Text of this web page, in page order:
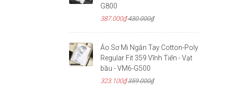
G800
387.000₫430.000₫
Áo Sơ Mi Ngắn Tay Cotton-Poly
Regular Fit 359 Vĩnh Tiến - Vạt
bầu - VM6-G500
323.100₫359.000₫